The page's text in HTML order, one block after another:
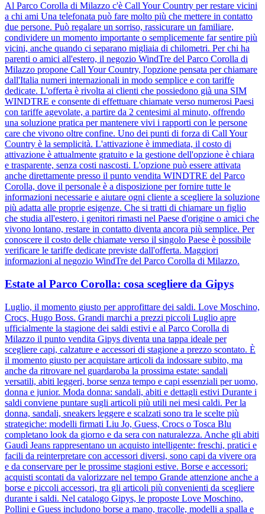
Al Parco Corolla di Milazzo c'è Call Your Country per restare vicini
a chi ami Una telefonata può fare molto più che mettere in contatto
due persone. Può regalare un sorriso, rassicurare un familiare,
condividere un momento importante o semplicemente far sentire più
vicini, anche quando ci separano migliaia di chilometri. Per chi ha
parenti o amici all'estero, il negozio WindTre del Parco Corolla di
Milazzo propone Call Your Country, l'opzione pensata per chiamare
dall'Italia numeri internazionali in modo semplice e con tariffe
dedicate. L'offerta è rivolta ai clienti che possiedono già una SIM
WINDTRE e consente di effettuare chiamate verso numerosi Paesi
con tariffe agevolate, a partire da 2 centesimi al minuto, offrendo
una soluzione pratica per mantenere vivi i rapporti con le persone
care che vivono oltre confine. Uno dei punti di forza di Call Your
Country è la semplicità. L'attivazione è immediata, il costo di
attivazione è attualmente gratuito e la gestione dell'opzione è chiara
e trasparente, senza costi nascosti. L'opzione può essere attivata
anche direttamente presso il punto vendita WINDTRE del Parco
Corolla, dove il personale è a disposizione per fornire tutte le
informazioni necessarie e aiutare ogni cliente a scegliere la soluzione
più adatta alle proprie esigenze. Che si tratti di chiamare un figlio
che studia all'estero, i genitori rimasti nel Paese d'origine o amici che
vivono lontano, restare in contatto diventa ancora più semplice. Per
conoscere il costo delle chiamate verso il singolo Paese è possibile
verificare le tariffe dedicate previste dall'offerta. Maggiori
informazioni al negozio WindTre del Parco Corolla di Milazzo.
Estate al Parco Corolla: cosa scegliere da Gipys
Luglio, il momento giusto per approfittare dei saldi. Love Moschino,
Crocs, Hugo Boss. Grandi marchi a prezzi piccoli Luglio apre
ufficialmente la stagione dei saldi estivi e al Parco Corolla di
Milazzo il punto vendita Gipys diventa una tappa ideale per
scegliere capi, calzature e accessori di stagione a prezzo scontato. È
il momento giusto per acquistare articoli da indossare subito, ma
anche da ritrovare nel guardaroba la prossima estate: sandali
versatili, abiti leggeri, borse senza tempo e capi essenziali per uomo,
donna e junior. Moda donna: sandali, abiti e dettagli estivi Durante i
saldi conviene puntare sugli articoli più utili nei mesi caldi. Per la
donna, sandali, sneakers leggere e scalzati sono tra le scelte più
strategiche: modelli firmati Liu Jo, Guess, Crocs o Tosca Blu
completano look da giorno e da sera con naturalezza. Anche gli abiti
Gaudì Jeans rappresentano un acquisto intelligente: freschi, pratici e
facili da reinterpretare con accessori diversi, sono capi da vivere ora
e da conservare per le prossime stagioni estive. Borse e accessori:
acquisti scontati da valorizzare nel tempo Grande attenzione anche a
borse e piccoli accessori, tra gli articoli più convenienti da scegliere
durante i saldi. Nel catalogo Gipys, le proposte Love Moschino,
Pollini e Guess includono borse a mano, tracolle, modelli a spalla e